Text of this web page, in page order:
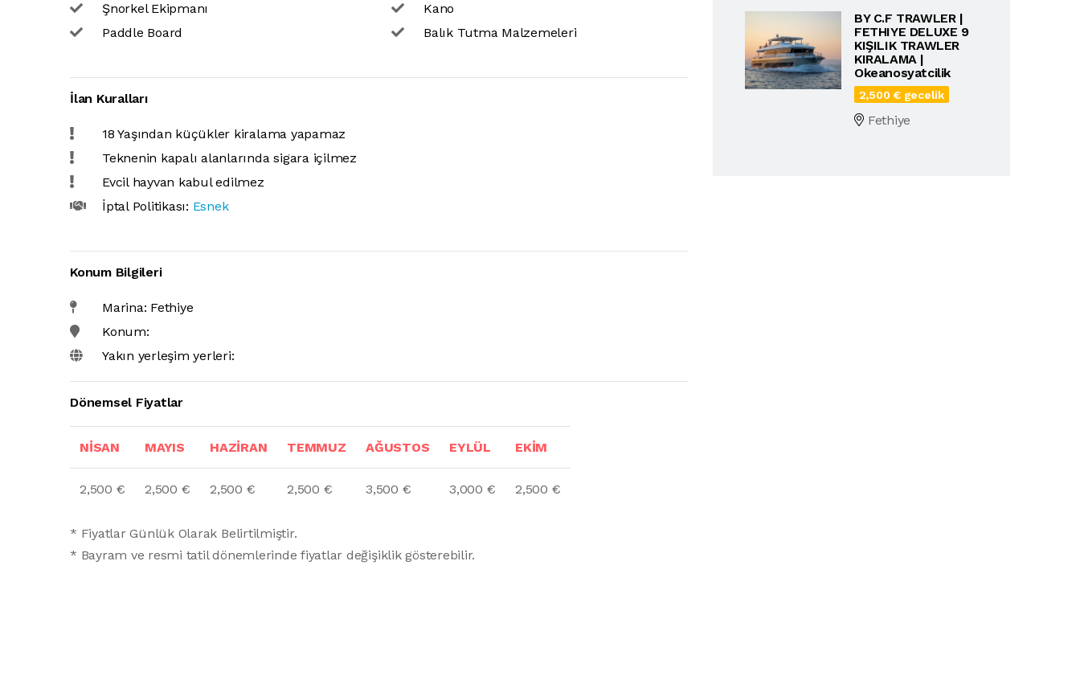
Şnorkel Ekipmanı
Paddle Board
Kano
Balık Tutma Malzemeleri
İlan Kuralları
18 Yaşından küçükler kiralama yapamaz
Teknenin kapalı alanlarında sigara içilmez
Evcil hayvan kabul edilmez
İptal Politikası: Esnek
Konum Bilgileri
Marina: Fethiye
Konum:
Yakın yerleşim yerleri:
Dönemsel Fiyatlar
NİSAN MAYIS HAZİRAN TEMMUZ AĞUSTOS EYLÜL EKİM
2,500 € 2,500 € 2,500 € 2,500 € 3,500 € 3,000 € 2,500 €
* Fiyatlar Günlük Olarak Belirtilmiştir.
* Bayram ve resmi tatil dönemlerinde fiyatlar değişiklik gösterebilir.
BY C.F TRAWLER |
FETHIYE DELUXE 9
KIŞILIK TRAWLER
KIRALAMA |
Okeanosyatcilik
2,500 € gecelik
Fethiye